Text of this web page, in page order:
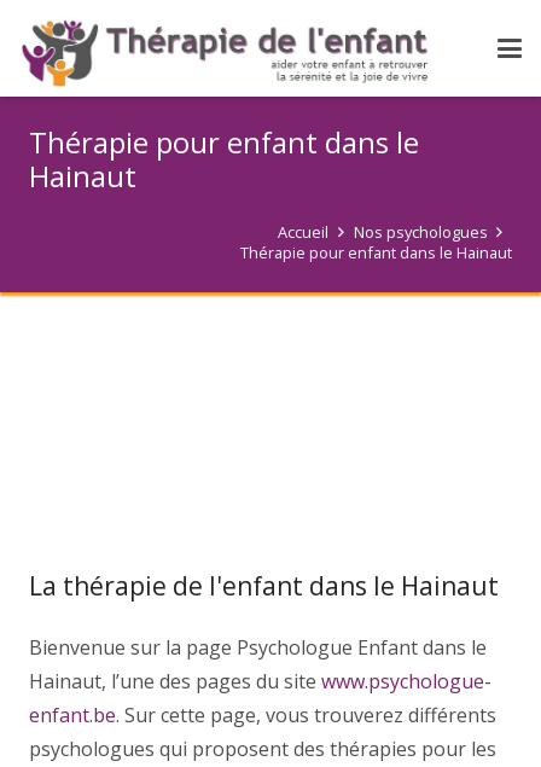
Thérapie pour enfant dans le
Hainaut
Accueil
Nos psychologues
Thérapie pour enfant dans le Hainaut
La thérapie de l'enfant dans le Hainaut
Bienvenue sur la page Psychologue Enfant dans le
Hainaut, l’une des pages du site www.psychologue-
enfant.be. Sur cette page, vous trouverez différents
psychologues qui proposent des thérapies pour les